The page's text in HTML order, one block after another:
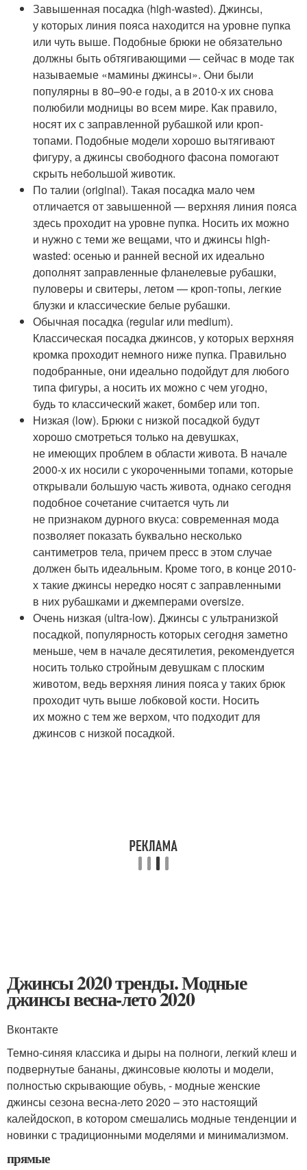
Завышенная посадка (high-wasted). Джинсы,
у которых линия пояса находится на уровне пупка
или чуть выше. Подобные брюки не обязательно
должны быть обтягивающими — сейчас в моде так
называемые «мамины джинсы». Они были
популярны в 80–90-е годы, а в 2010-х их снова
полюбили модницы во всем мире. Как правило,
носят их с заправленной рубашкой или кроп-
топами. Подобные модели хорошо вытягивают
фигуру, а джинсы свободного фасона помогают
скрыть небольшой животик.
По талии (original). Такая посадка мало чем
отличается от завышенной — верхняя линия пояса
здесь проходит на уровне пупка. Носить их можно
и нужно с теми же вещами, что и джинсы high-
wasted: осенью и ранней весной их идеально
дополнят заправленные фланелевые рубашки,
пуловеры и свитеры, летом — кроп-топы, легкие
блузки и классические белые рубашки.
Обычная посадка (regular или medium).
Классическая посадка джинсов, у которых верхняя
кромка проходит немного ниже пупка. Правильно
подобранные, они идеально подойдут для любого
типа фигуры, а носить их можно с чем угодно,
будь то классический жакет, бомбер или топ.
Низкая (low). Брюки с низкой посадкой будут
хорошо смотреться только на девушках,
не имеющих проблем в области живота. В начале
2000-х их носили с укороченными топами, которые
открывали большую часть живота, однако сегодня
подобное сочетание считается чуть ли
не признаком дурного вкуса: современная мода
позволяет показать буквально несколько
сантиметров тела, причем пресс в этом случае
должен быть идеальным. Кроме того, в конце 2010-
х такие джинсы нередко носят с заправленными
в них рубашками и джемперами oversize.
Очень низкая (ultra-low). Джинсы с ультранизкой
посадкой, популярность которых сегодня заметно
меньше, чем в начале десятилетия, рекомендуется
носить только стройным девушкам с плоским
животом, ведь верхняя линия пояса у таких брюк
проходит чуть выше лобковой кости. Носить
их можно с тем же верхом, что подходит для
джинсов с низкой посадкой.
Джинсы 2020 тренды. Модные
джинсы весна-лето 2020
Вконтакте
Темно-синяя классика и дыры на полноги, легкий клеш и
подвернутые бананы, джинсовые кюлоты и модели,
полностью скрывающие обувь, - модные женские
джинсы сезона весна-лето 2020 – это настоящий
калейдоскоп, в котором смешались модные тенденции и
новинки с традиционными моделями и минимализмом.
прямые